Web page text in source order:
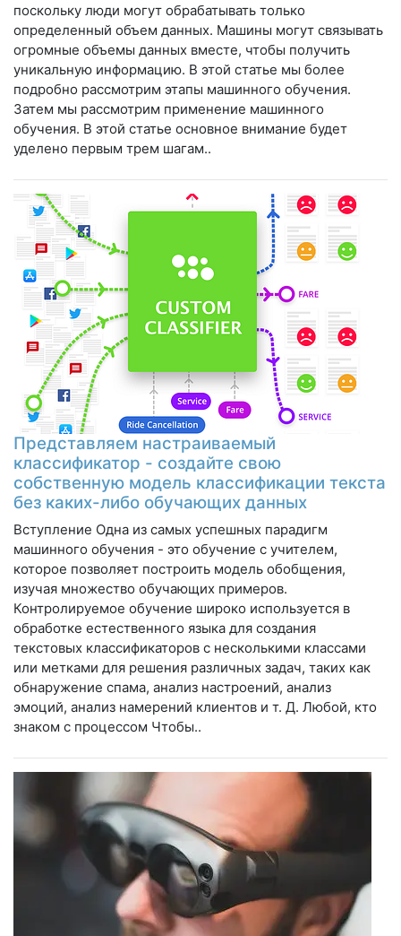
поскольку люди могут обрабатывать только
определенный объем данных. Машины могут связывать
огромные объемы данных вместе, чтобы получить
уникальную информацию. В этой статье мы более
подробно рассмотрим этапы машинного обучения.
Затем мы рассмотрим применение машинного
обучения. В этой статье основное внимание будет
уделено первым трем шагам..
Представляем настраиваемый
классификатор - создайте свою
собственную модель классификации текста
без каких-либо обучающих данных
Вступление Одна из самых успешных парадигм
машинного обучения - это обучение с учителем,
которое позволяет построить модель обобщения,
изучая множество обучающих примеров.
Контролируемое обучение широко используется в
обработке естественного языка для создания
текстовых классификаторов с несколькими классами
или метками для решения различных задач, таких как
обнаружение спама, анализ настроений, анализ
эмоций, анализ намерений клиентов и т. Д. Любой, кто
знаком с процессом Чтобы..